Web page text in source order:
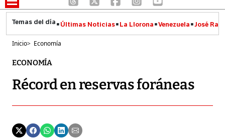
Últimas Noticias La Llorona Venezuela José
Inicio> Economía
ECONOMÍA
Récord en reservas foráneas